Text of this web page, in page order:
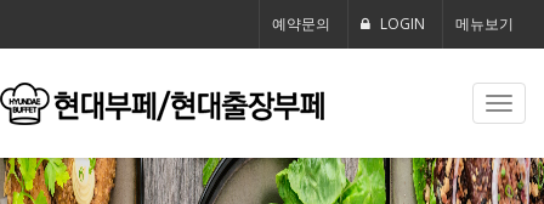
예약문의 LOGIN 메뉴보기